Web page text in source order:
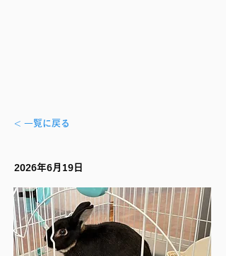
< 一覧に戻る
2026年6月19日